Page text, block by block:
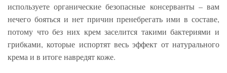
используете органические безопасные консерванты – вам
нечего бояться и нет причин пренебрегать ими в составе,
потому что без них крем заселится такими бактериями и
грибками, которые испортят весь эффект от натурального
крема и в итоге навредят коже.